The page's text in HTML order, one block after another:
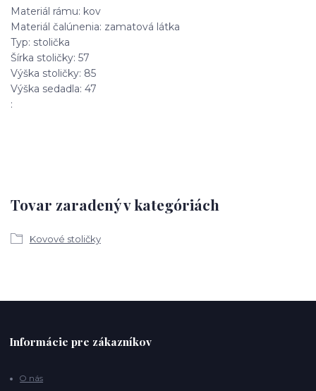
Materiál rámu: kov
Materiál čalúnenia: zamatová látka
Typ: stolička
Šírka stoličky: 57
Výška stoličky: 85
Výška sedadla: 47
:
Tovar zaradený v kategóriách
Kovové stoličky
Informácie pre zákazníkov
O nás